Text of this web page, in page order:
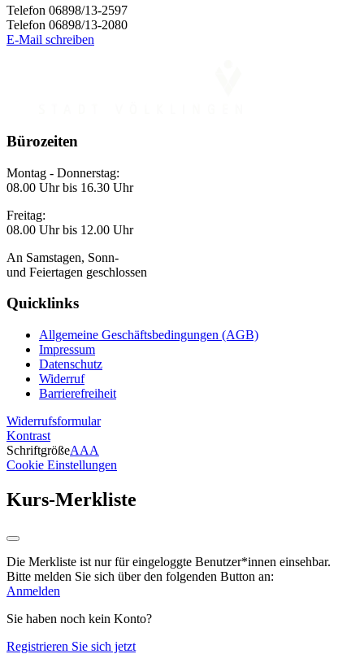
Telefon 06898/13-2597
Telefon 06898/13-2080
E-Mail schreiben
Bürozeiten
Montag - Donnerstag:
08.00 Uhr bis 16.30 Uhr
Freitag:
08.00 Uhr bis 12.00 Uhr
An Samstagen, Sonn-
und Feiertagen geschlossen
Quicklinks
Allgemeine Geschäftsbedingungen (AGB)
Impressum
Datenschutz
Widerruf
Barrierefreiheit
Widerrufsformular
Kontrast
SchriftgrößeAAA
Cookie Einstellungen
Kurs-Merkliste
Die Merkliste ist nur für eingeloggte Benutzer*innen einsehbar.
Bitte melden Sie sich über den folgenden Button an:
Anmelden
Sie haben noch kein Konto?
Registrieren Sie sich jetzt